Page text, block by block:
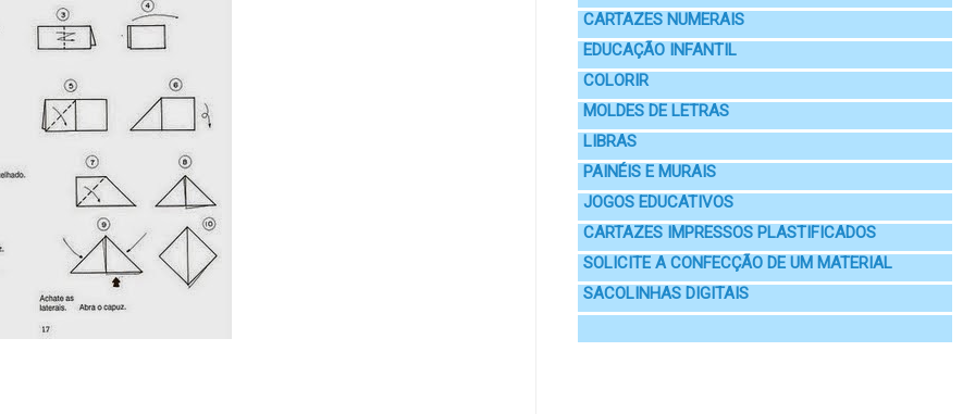
CARTAZES NUMERAIS
EDUCAÇÃO INFANTIL
COLORIR
MOLDES DE LETRAS
LIBRAS
PAINÉIS E MURAIS
JOGOS EDUCATIVOS
CARTAZES IMPRESSOS PLASTIFICADOS
SOLICITE A CONFECÇÃO DE UM MATERIAL
SACOLINHAS DIGITAIS